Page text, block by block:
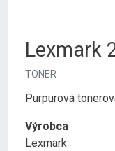
Lexmark
TONER
Purpurová
Výrobca
Lexmark